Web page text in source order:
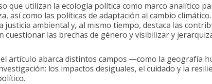
que utilizan la ecología política como marco analítico
así como las políticas de adaptación al cambio
ambiental y, al mismo tiempo, destaca las
cuestionar las brechas de género y visibilizar y
artículo abarca distintos campos —como la geografía
los impactos desiguales, el cuidado y la